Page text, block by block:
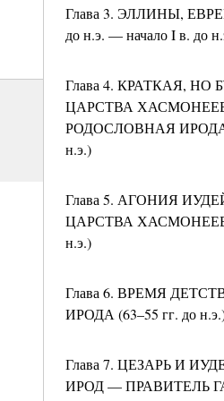
Глава 3. ЭЛЛИНЫ,
до н.э. — начало I в. до
Глава 4. КРАТКАЯ,
ЦАРСТВА
РОДОСЛОВНАЯ ИРОДА
н.э.)
Глава 5. АГОНИЯ
ЦАРСТВА ХАСМОНЕЕВ
н.э.)
Глава 6. ВРЕМЯ
ИРОДА (63–55 гг. до
Глава 7. ЦЕЗАРЬ И
ИРОД — ПРАВИТЕЛЬ